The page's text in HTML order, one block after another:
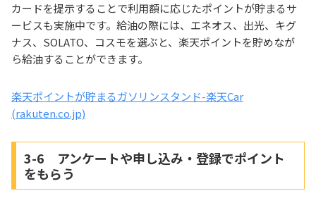
カードを提示することで利用額に応じたポイントが貯まるサ
ービスも実施中です。給油の際には、エネオス、出光、キグ
ナス、SOLATO、コスモを選ぶと、楽天ポイントを貯めなが
ら給油することができます。
楽天ポイントが貯まるガソリンスタンド-楽天Car
(rakuten.co.jp)
3-6 アンケートや申し込み・登録でポイント
をもらう